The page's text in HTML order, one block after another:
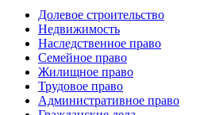
Долевое строительство
Недвижимость
Наследственное право
Семейное право
Жилищное право
Трудовое право
Административное право